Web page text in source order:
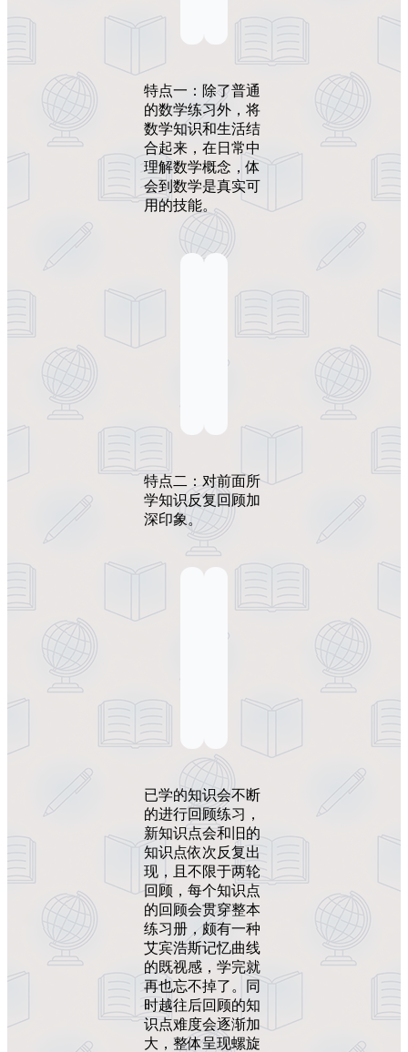
特点一：除了普通
的数学练习外，将
数学知识和生活结
合起来，在日常中
理解数学概念，体
会到数学是真实可
用的技能。
特点二：对前面所
学知识反复回顾加
深印象。
已学的知识会不断
的进行回顾练习，
新知识点会和旧的
知识点依次反复出
现，且不限于两轮
回顾，每个知识点
的回顾会贯穿整本
练习册，颇有一种
艾宾浩斯记忆曲线
的既视感，学完就
再也忘不掉了。同
时越往后回顾的知
识点难度会逐渐加
大，整体呈现螺旋